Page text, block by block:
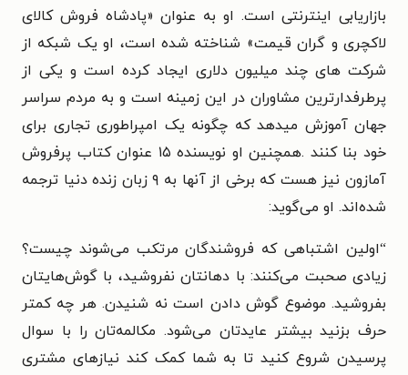
بازاریابی اینترنتی است. او به عنوان «پادشاه فروش کالای
لاکچری و گران قیمت» شناخته شده است، او یک شبکه از
شرکت های چند میلیون دلاری ایجاد کرده است و یکی از
پرطرفدارترین مشاوران در این زمینه است و به مردم سراسر
جهان آموزش میدهد که چگونه یک امپراطوری تجاری برای
خود بنا کنند .همچنین او نویسنده ۱۵ عنوان کتاب پرفروش
آمازون نیز هست که برخی از آنها به ۹ زبان زنده دنیا ترجمه
شده‌اند. او می‌گوید:
“اولین اشتباهی که فروشندگان مرتکب می‌شوند چیست؟
زیادی صحبت می‌کنند: با دهانتان نفروشید، با گوش‌هایتان
بفروشید. موضوع گوش دادن است نه شنیدن. هر چه کمتر
حرف بزنید بیشتر عایدتان می‌شود. مکالمه‌تان را با سوال
پرسیدن شروع کنید تا به شما کمک کند نیازهای مشتری